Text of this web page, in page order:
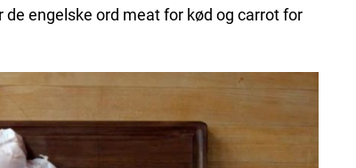
engelske ord meat for kød og carrot for